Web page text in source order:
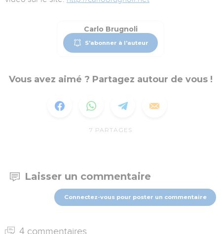
Carlo Brugnoli
S'abonner à l'auteur
Vous avez aimé ? Partagez autour de vous !
7 PARTAGES
Laisser un commentaire
Connectez-vous pour poster un commentaire
4 commentaires